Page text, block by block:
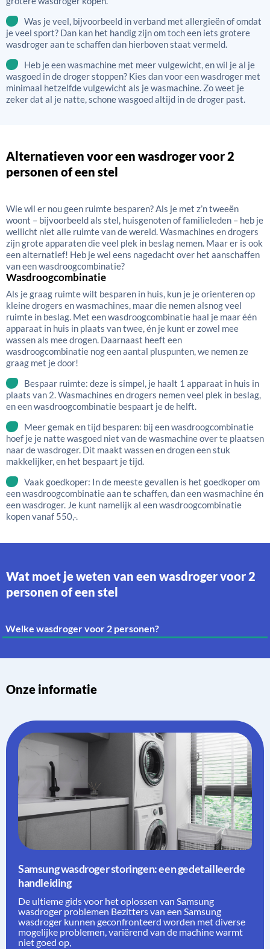
Was je veel, bijvoorbeeld in verband met allergieën of omdat
je veel sport? Dan kan het handig zijn om toch een iets grotere
wasdroger aan te schaffen dan hierboven staat vermeld.
Heb je een wasmachine met meer vulgewicht, en wil je al je
wasgoed in de droger stoppen? Kies dan voor een wasdroger met
minimaal hetzelfde vulgewicht als je wasmachine. Zo weet je
zeker dat al je natte, schone wasgoed altijd in de droger past.
Alternatieven voor een wasdroger voor 2
personen of een stel
Wie wil er nou geen ruimte besparen? Als je met z’n tweeën
woont – bijvoorbeeld als stel, huisgenoten of familieleden – heb je
wellicht niet alle ruimte van de wereld. Wasmachines en drogers
zijn grote apparaten die veel plek in beslag nemen. Maar er is ook
een alternatief! Heb je wel eens nagedacht over het aanschaffen
van een wasdroogcombinatie?
Wasdroogcombinatie
Als je graag ruimte wilt besparen in huis, kun je je orienteren op
kleine drogers en wasmachines, maar die nemen alsnog veel
ruimte in beslag. Met een wasdroogcombinatie haal je maar één
apparaat in huis in plaats van twee, én je kunt er zowel mee
wassen als mee drogen. Daarnaast heeft een
wasdroogcombinatie nog een aantal pluspunten, we nemen ze
graag met je door!
Bespaar ruimte: deze is simpel, je haalt 1 apparaat in huis in
plaats van 2. Wasmachines en drogers nemen veel plek in beslag,
en een wasdroogcombinatie bespaart je de helft.
Meer gemak en tijd besparen: bij een wasdroogcombinatie
hoef je je natte wasgoed niet van de wasmachine over te plaatsen
naar de wasdroger. Dit maakt wassen en drogen een stuk
makkelijker, en het bespaart je tijd.
Vaak goedkoper: In de meeste gevallen is het goedkoper om
een wasdroogcombinatie aan te schaffen, dan een wasmachine én
een wasdroger. Je kunt namelijk al een wasdroogcombinatie
kopen vanaf 550,-.
Wat moet je weten van een wasdroger voor 2
personen of een stel
Welke wasdroger voor 2 personen?
Onze informatie
Samsung wasdroger storingen: een gedetailleerde
handleiding
De ultieme gids voor het oplossen van Samsung
wasdroger problemen Bezitters van een Samsung
wasdroger kunnen geconfronteerd worden met diverse
mogelijke problemen, variërend van de machine warmt
niet goed op,